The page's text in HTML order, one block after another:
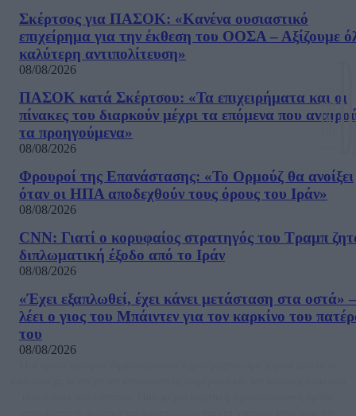
Σκέρτσος για ΠΑΣΟΚ: «Κανένα ουσιαστικό
επιχείρημα για την έκθεση του ΟΟΣΑ – Αξίζουμε
καλύτερη αντιπολίτευση»
08/08/2026
ΠΑΣΟΚ κατά Σκέρτσου: «Τα επιχειρήματα και οι
πίνακες του διαρκούν μέχρι τα επόμενα που
τα προηγούμενα»
08/08/2026
Φρουροί της Επανάστασης: «Το Ορμούζ θα ανοίξει
όταν οι ΗΠΑ αποδεχθούν τους όρους του Ιράν»
08/08/2026
CNN: Γιατί ο κορυφαίος στρατηγός του Τραμπ
διπλωματική έξοδο από το Ιράν
08/08/2026
«Έχει εξαπλωθεί, έχει κάνει μετάσταση στα οστά»
λέει ο γιος του Μπάιντεν για τον καρκίνο του
του
08/08/2026